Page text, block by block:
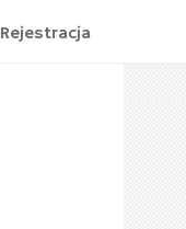
Rejestracja